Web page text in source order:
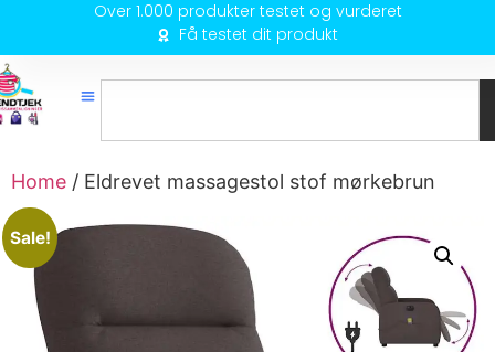
Over 1.000 produkter testet og vurderet
Få testet dit produkt
Home / Eldrevet massagestol stof mørkebrun
Sale!